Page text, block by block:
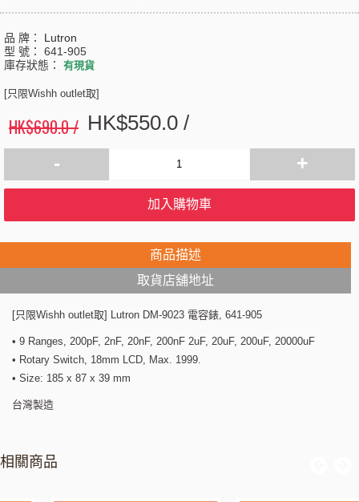
品 牌： Lutron
型 號： 641-905
庫存狀態： 有現貨
[只限Wishh outlet取]
HK$690.0 / HK$550.0 /
- +
加入購物車
商品描述
取貨店舖地址
[只限Wishh outlet取] Lutron DM-9023 電容錶, 641-905
• 9 Ranges, 200pF, 2nF, 20nF, 200nF 2uF, 20uF, 200uF, 20000uF
• Rotary Switch, 18mm LCD, Max. 1999.
• Size: 185 x 87 x 39 mm
台灣製造
相關商品